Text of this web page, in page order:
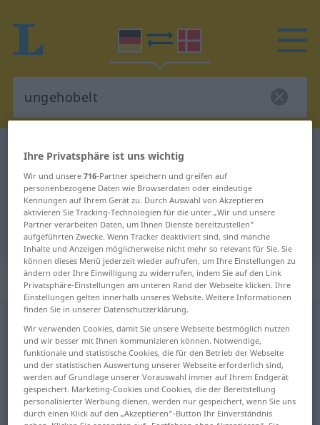
Deutsch-Dänisch Wörterbuch
Deutsch-Dänisch Übersetzung für
"ungehobelt"
"ungehobelt" Dänisch Übersetzung
„ungehobelt“
Übersicht aller Übersetzungen
(Für mehr Details die Übersetzung anklicken/antippen)
uhøvlet, ubehøvlet
Ihre Privatsphäre ist uns wichtig
Wir und unsere716-Partner speichern und greifen auf
personenbezogene Daten wie Browserdaten oder eindeutige
Kennungen auf Ihrem Gerät zu. Durch Auswahl von Akzeptieren
aktivieren Sie Tracking-Technologien für die unter „Wir und unsere
Partner verarbeiten Daten, um Ihnen Dienste bereitzustellen“
aufgeführten Zwecke. Wenn Tracker deaktiviert sind, sind manche
Inhalte und Anzeigen möglicherweise nicht mehr so relevant für Sie. Sie
können dieses Menü jederzeit wieder aufrufen, um Ihre Einstellungen zu
ändern oder Ihre Einwilligung zu widerrufen, indem Sie auf den Link
Privatsphäre-Einstellungen am unteren Rand der Webseite klicken. Ihre
Einstellungen gelten innerhalb unseres Website. Weitere Informationen
finden Sie in unserer Datenschutzerklärung.
Wir verwenden Cookies, damit Sie unsere Webseite bestmöglich nutzen
und wir besser mit Ihnen kommunizieren können. Notwendige,
funktionale und statistische Cookies, die für den Betrieb der Webseite
und der statistischen Auswertung unserer Webseite erforderlich sind,
werden auf Grundlage unserer Vorauswahl immer auf Ihrem Endgerät
gespeichert. Marketing-Cookies und Cookies, die der Bereitstellung
personalisierter Werbung dienen, werden nur gespeichert, wenn Sie uns
durch einen Klick auf den „Akzeptieren“-Button Ihr Einverständnis